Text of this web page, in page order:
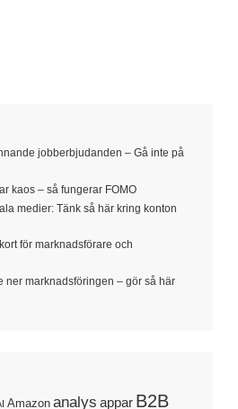
jobberbjudanden – Gå inte på
kaos – så fungerar FOMO
medier: Tänk så här kring konton
för marknadsförare och
ner marknadsföringen – gör så här
Amazon analys appar B2B